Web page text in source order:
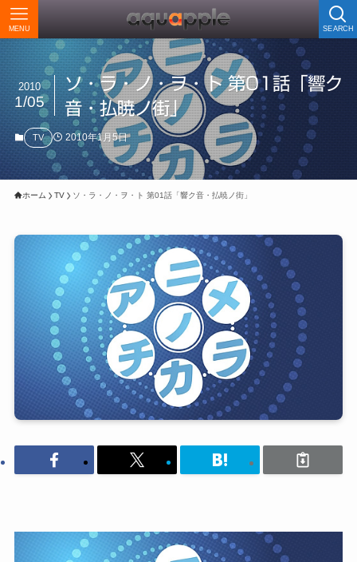
SEARCH
MENU
ソ・ラ・ノ・ヲ・ト 第01話「響ク
音・払暁ノ街」
2010
1/05
TV 2010年1月5日
ホーム TV ソ・ラ・ノ・ヲ・ト 第01話「響ク音・払暁ノ街」